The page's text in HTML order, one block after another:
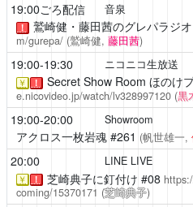
19:00ごろ配信 音泉
！ 鷲崎健・藤田茜のグレパラジオ
m/gurepa/ (鷲崎健, 藤田茜)
19:00-19:30 ニコニコ生放送
￥ ！ Secret Show Room ほのけ
e.nicovideo.jp/watch/lv328997120 (黒
19:00-20:00 Showroom
アクロス一枚岩魂#261 (帆世雄一,
20:00 LINE LIVE
￥ ！ 芝崎典子に釘付け #08
coming/15370171 (芝崎典子)